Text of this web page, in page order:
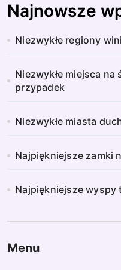
Najnowsze
Niezwykłe regiony
Niezwykłe miejsca
przypadek
Niezwykłe miasta
Najpiękniejsze zamki
Najpiękniejsze wyspy
Menu